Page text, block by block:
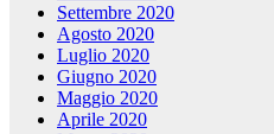
Settembre 2020
Agosto 2020
Luglio 2020
Giugno 2020
Maggio 2020
Aprile 2020